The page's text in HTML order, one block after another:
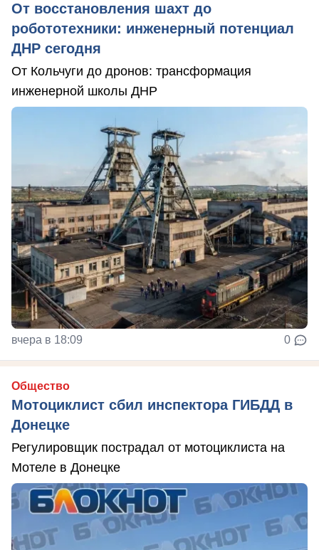
От восстановления шахт до
робототехники: инженерный потенциал
ДНР сегодня
От Кольчуги до дронов: трансформация
инженерной школы ДНР
вчера в 18:09 0
Общество
Мотоциклист сбил инспектора ГИБДД в
Донецке
Регулировщик пострадал от мотоциклиста на
Мотеле в Донецке